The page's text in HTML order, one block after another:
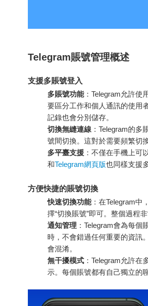
Telegram賬號管理概述
支援多賬號登入
多賬號功能：Telegram允許使
要區分工作和個人通訊的使用
記錄也會分別儲存。
切換無縫連線 ：Telegram的
號間切換。這對於需要頻繁切
多平臺支援 ：不僅在手機上可
和Telegram網頁版也同樣支援
方便快捷的賬號切換
快速切換功能：在Telegram中
擇“切換賬號”即可。整個過程
通知管理 ：Telegram會為每
時，不會錯過任何重要的資訊
會混淆。
無干擾模式 ：Telegram允許
示。每個賬號都有自己獨立的